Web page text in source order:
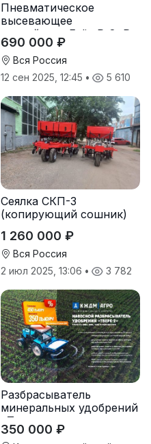
Пневматическое
высевающее
устройство Folio R-8, R-
12
690 000 ₽
Вся Россия
12 сен 2025, 12:45 • 5 610
Сеялка СКП-3
(копирующий сошник)
1 260 000 ₽
Вся Россия
2 июл 2025, 13:06 • 3 782
Разбрасыватель
минеральных удобрений
«Тверк»
350 000 ₽